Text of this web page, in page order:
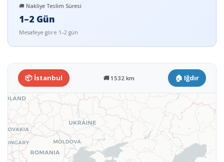
🚚 Nakliye Teslim Süresi
1–2 Gün
Mesafeye göre 1–2 gün
📦 İstanbul 🚚 1532 km 🏠 Iğdır